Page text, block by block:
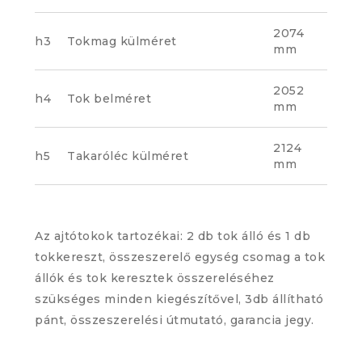
h3 Tokmag külméret
2074
mm
h4 Tok belméret
2052
mm
h5 Takaróléc külméret
2124
mm
Az ajtótokok tartozékai: 2 db tok álló és 1 db
tokkereszt, összeszerelő egység csomag a tok
állók és tok keresztek összereléséhez
szükséges minden kiegészítővel, 3db állítható
pánt, összeszerelési útmutató, garancia jegy.